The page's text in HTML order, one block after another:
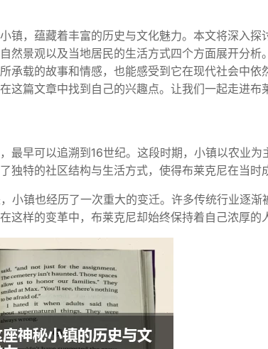
镇，蕴藏着丰富的历史与文化魅力。本文将深入探
然景观以及当地居民的生活方式四个方面展开分析
承载的故事和情感，也能感受到它在现代社会中依
这篇文章中找到自己的兴趣点。让我们一起走进布
最早可以追溯到16世纪。这段时期，小镇以农业为
独特的社区结构与生活方式，使得布莱克尼在当时
小镇也经历了一次重大的变迁。许多传统行业逐渐
这样的变革中，布莱克尼却始终保持着自己浓厚的